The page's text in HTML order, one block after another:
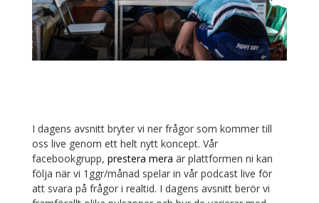
I dagens avsnitt bryter vi ner frågor som kommer till
oss live genom ett helt nytt koncept. Vår
facebookgrupp, prestera mera är plattformen ni kan
följa när vi 1ggr/månad spelar in vår podcast live för
att svara på frågor i realtid. I dagens avsnitt berör vi